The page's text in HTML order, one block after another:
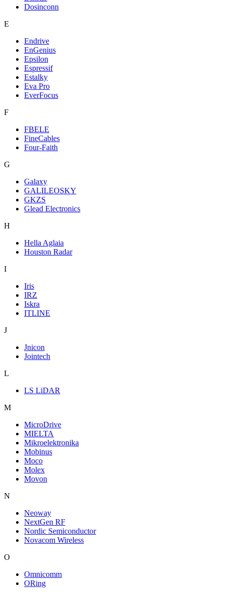
Dosinconn
E
Endrive
EnGenius
Epsilon
Espressif
Estalky
Eva Pro
EverFocus
F
FBELE
FineCables
Four-Faith
G
Galaxy
GALILEOSKY
GKZS
Glead Electronics
H
Hella Aglaia
Houston Radar
I
Iris
IRZ
Iskra
ITLINE
J
Jnicon
Jointech
L
LS LiDAR
M
MicroDrive
MIELTA
Mikroelektronika
Mobinus
Moco
Molex
Movon
N
Neoway
NextGen RF
Nordic Semiconductor
Novacom Wireless
O
Omnicomm
ORing